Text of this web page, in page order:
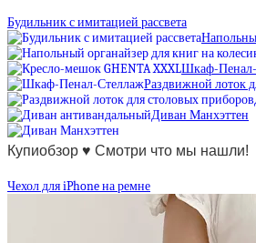
Будильник с имитацией рассвета
Шкаф-
Раздвижной лоток
Диван Манхэттен
Купиобзор ♥ Смотри что мы нашли!
Чехол для iPhone на ремне